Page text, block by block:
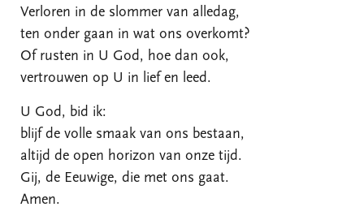
Verloren in de slommer van alledag,
ten onder gaan in wat ons overkomt?
Of rusten in U God, hoe dan ook,
vertrouwen op U in lief en leed.
U God, bid ik:
blijf de volle smaak van ons bestaan,
altijd de open horizon van onze tijd.
Gij, de Eeuwige, die met ons gaat.
Amen.